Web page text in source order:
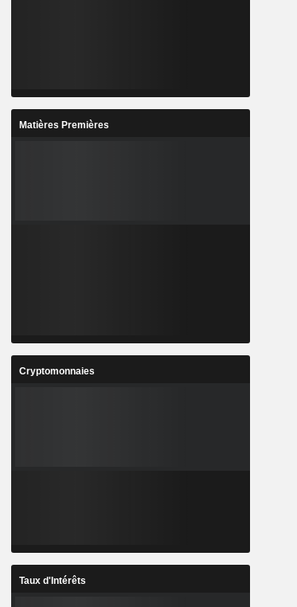
Matières Premières
Cryptomonnaies
Taux d'Intérêts